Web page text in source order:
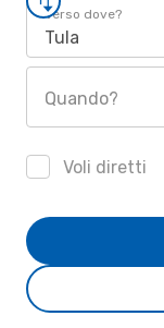
Verso dove?
Tula
Quando?
Voli diretti